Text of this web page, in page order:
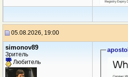
05.08.2026, 19:00
simonov89
Зритель
Любитель
apostol